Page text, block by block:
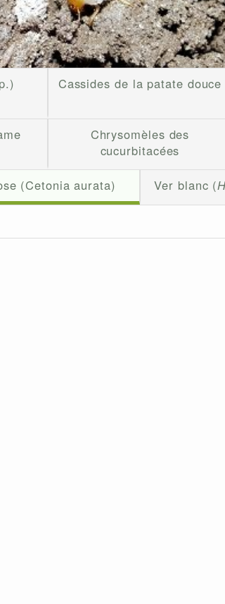
Cassides de la patate douce
Chrysomèles des
cucurbitacées
(Cetonia aurata) Ver blanc (